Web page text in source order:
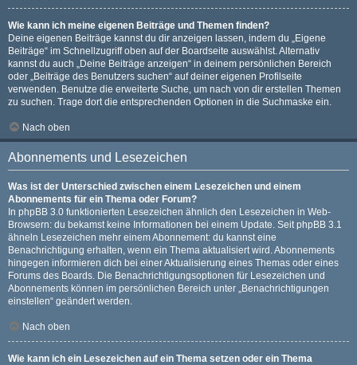
Wie kann ich meine eigenen Beiträge und Themen finden?
Deine eigenen Beiträge kannst du dir anzeigen lassen, indem du „Eigene
Beiträge“ im Schnellzugriff oben auf der Boardseite auswählst. Alternativ
kannst du auch „Deine Beiträge anzeigen“ in deinem persönlichen Bereich
oder „Beiträge des Benutzers suchen“ auf deiner eigenen Profilseite
verwenden. Benutze die erweiterte Suche, um nach von dir erstellen Themen
zu suchen. Trage dort die entsprechenden Optionen in die Suchmaske ein.
Nach oben
Abonnements und Lesezeichen
Was ist der Unterschied zwischen einem Lesezeichen und einem
Abonnements für ein Thema oder Forum?
In phpBB 3.0 funktionierten Lesezeichen ähnlich den Lesezeichen in Web-
Browsern: du bekamst keine Informationen bei einem Update. Seit phpBB 3.1
ähneln Lesezeichen mehr einem Abonnement: du kannst eine
Benachrichtigung erhalten, wenn ein Thema aktualisiert wird. Abonnements
hingegen informieren dich bei einer Aktualisierung eines Themas oder eines
Forums des Boards. Die Benachrichtigungsoptionen für Lesezeichen und
Abonnements können im persönlichen Bereich unter „Benachrichtigungen
einstellen“ geändert werden.
Nach oben
Wie kann ich ein Lesezeichen auf ein Thema setzen oder ein Thema